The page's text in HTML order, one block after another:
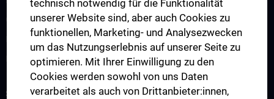
Gastroenterologie und Hepatologie
Nephrologie und Dialyse
Rheumatologie
STUDIUM, AUS- UND WEITERBILDUNG
technisch notwendig für die Funktionalität
unserer Website sind, aber auch Cookies zu
funktionellen, Marketing- und Analysezwecken
um das Nutzungserlebnis auf unserer Seite zu
optimieren. Mit Ihrer Einwilligung zu den
Cookies werden sowohl von uns Daten
verarbeitet als auch von Drittanbieter:innen,